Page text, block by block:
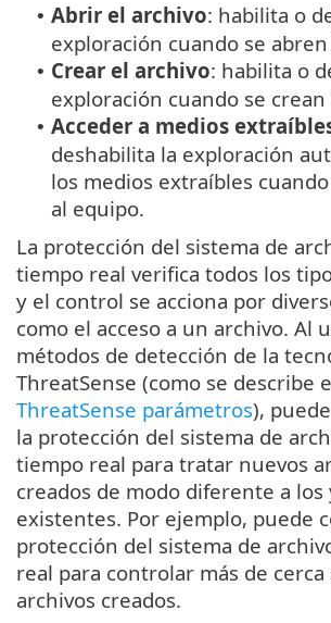
• Abrir el archivo: habilita o
exploración cuando se
• Crear el archivo: habilita o
exploración cuando se crean
• Acceder a medios
deshabilita la exploración
los medios extraíbles
al equipo.
La protección del sistema de
tiempo real verifica todos los
y el control se acciona por
como el acceso a un archivo. Al
métodos de detección de la
ThreatSense (como se describe
ThreatSense parámetros),
la protección del sistema de
tiempo real para tratar nuevos
creados de modo diferente a los
existentes. Por ejemplo, puede
protección del sistema de
real para controlar más de cerca
archivos creados.